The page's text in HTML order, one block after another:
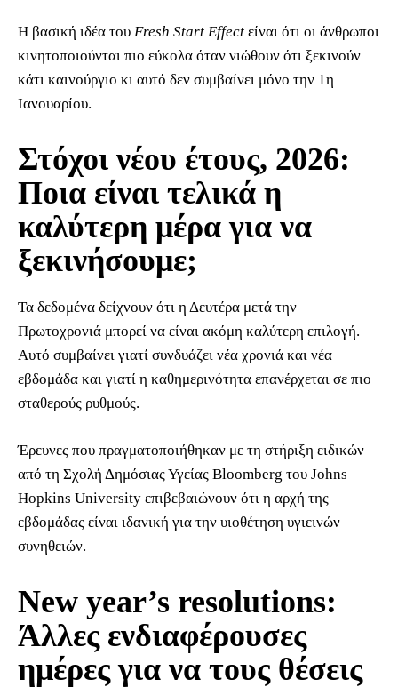
Η βασική ιδέα του Fresh Start Effect είναι ότι οι άνθρωποι
κινητοποιούνται πιο εύκολα όταν νιώθουν ότι ξεκινούν
κάτι καινούργιο κι αυτό δεν συμβαίνει μόνο την 1η
Ιανουαρίου.
Στόχοι νέου έτους, 2026:
Ποια είναι τελικά η
καλύτερη μέρα για να
ξεκινήσουμε;
Τα δεδομένα δείχνουν ότι η Δευτέρα μετά την
Πρωτοχρονιά μπορεί να είναι ακόμη καλύτερη επιλογή.
Αυτό συμβαίνει γιατί συνδυάζει νέα χρονιά και νέα
εβδομάδα και γιατί η καθημερινότητα επανέρχεται σε πιο
σταθερούς ρυθμούς.
Έρευνες που πραγματοποιήθηκαν με τη στήριξη ειδικών
από τη Σχολή Δημόσιας Υγείας Bloomberg του Johns
Hopkins University επιβεβαιώνουν ότι η αρχή της
εβδομάδας είναι ιδανική για την υιοθέτηση υγιεινών
συνηθειών.
New year’s resolutions:
Άλλες ενδιαφέρουσες
ημέρες για να τους θέσεις